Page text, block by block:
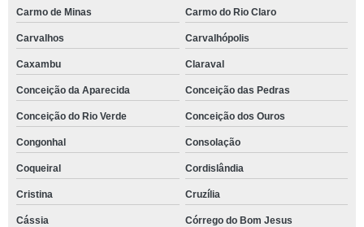
Carmo de Minas Carmo do Rio Claro
Carvalhos Carvalhópolis
Caxambu Claraval
Conceição da Aparecida Conceição das Pedras
Conceição do Rio Verde Conceição dos Ouros
Congonhal Consolação
Coqueiral Cordislândia
Cristina Cruzília
Cássia Córrego do Bom Jesus